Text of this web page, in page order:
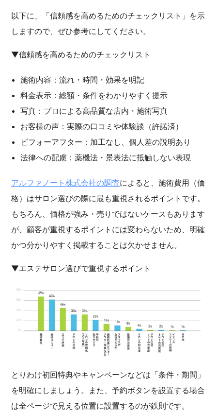
以下に、「信頼感を高めるためのチェックリスト」を示
しますので、ぜひ参考にしてください。
▼信頼感を高めるためのチェックリスト
施術内容：流れ・時間・効果を明記
料金表示：総額・条件をわかりやすく提示
写真：プロによる高品質な店内・施術写真
お客様の声：実際の口コミや体験談（許諾済）
ビフォーアフター：加工なし、個人差の説明あり
法律への配慮：薬機法・景表法に抵触しない表現
アルファノート株式会社の調査によると、施術費用（価
格）はサロン選びの際に最も重視されるポイントです。
もちろん、価格が強み・売りではないケースもあります
が、顧客が重視するポイントには変わらないため、明確
かつ分かりやすく掲載することは欠かせません。
▼エステサロン選びで重視するポイント
とりわけ初回特典やキャンペーンなどは「条件・期間」
を明確にしましょう。また、予約ボタンを設置する場合
は全ページで見える位置に設置するのが鉄則です。